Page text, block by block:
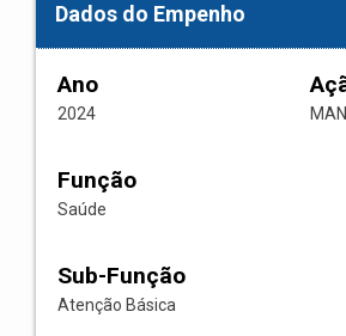
Dados do Empenho
Ano
2024
Função
Saúde
Sub-Função
Atenção Básica